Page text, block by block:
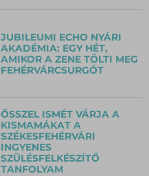
JUBILEUMI ECHO NYÁRI
AKADÉMIA: EGY HÉT,
AMIKOR A ZENE TÖLTI MEG
FEHÉRVÁRCSURGÓT
ŐSSZEL ISMÉT VÁRJA A
KISMAMÁKAT A
SZÉKESFEHÉRVÁRI
INGYENES
SZÜLÉSFELKÉSZÍTŐ
TANFOLYAM